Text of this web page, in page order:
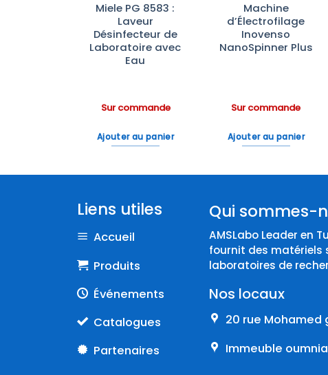
Miele PG 8583 :
Laveur
Désinfecteur de
Laboratoire avec
Eau
Sur commande
Ajouter au panier
Machine
d’Électrofilage
Inovenso
NanoSpinner Plus
Sur commande
Ajouter au panier
Liens utiles
Accueil
Produits
Événements
Catalogues
Partenaires
Qui sommes-
AMSLabo Leader en
fournit des matériels
laboratoires de
Nos locaux
20 rue Mohamed
Immeuble